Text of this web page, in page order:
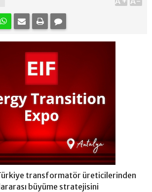
transformatör üreticilerinden
büyüme stratejisini